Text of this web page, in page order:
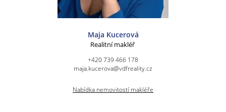
Maja Kucerová
Realitní makléř
+420 739 466 178
maja.kucerova@vdfreality.cz
Nabídka nemovitostí makléře